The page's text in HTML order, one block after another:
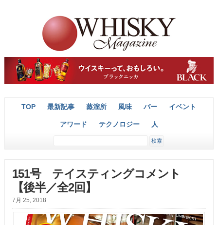
TOP 最新記事 蒸溜所 風味 バー イベント
アワード テクノロジー 人
151号 テイスティングコメント
【後半／全2回】
7月 25, 2018